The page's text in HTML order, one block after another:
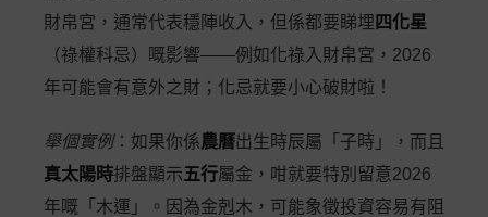
財帛宮，通常代表穩陣收入，但係都要睇埋 四化星
（祿權科忌）嘅影響——例如化祿入財帛宮，2026
年可能會有意外之財；化忌就要小心破財啦！
舉個實例：如果你係農曆出生時辰屬「子時」，而且
真太陽時排盤顯示五行屬金，咁就要特別留意2026
年嘅「木運」。因為金剋木，可能象徵投資容易有阻